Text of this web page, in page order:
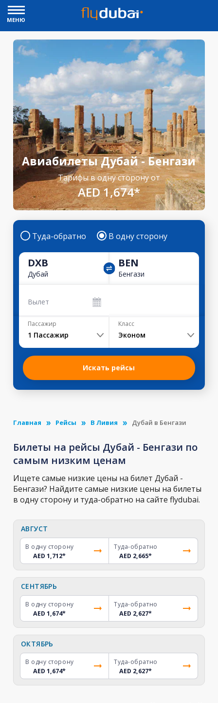
МЕНЮ
Авиабилеты Дубай - Бенгази
Тарифы в одну сторону от
AED 1,674*
Туда-обратно В одну сторону
DXB
Дубай
BEN
Бенгази
Вылет
Пассажир
1 Пассажир
Класс
Эконом
Искать рейсы
Главная Рейсы В Ливия Дубай в Бенгази
Билеты на рейсы Дубай - Бенгази по
самым низким ценам
Ищете самые низкие цены на билет Дубай -
Бенгази? Найдите самые низкие цены на билеты
в одну сторону и туда-обратно на сайте flydubai.
АВГУСТ
В одну сторону
AED 1,712*
Туда-обратно
AED 2,665*
СЕНТЯБРЬ
В одну сторону
AED 1,674*
Туда-обратно
AED 2,627*
ОКТЯБРЬ
В одну сторону
AED 1,674*
Туда-обратно
AED 2,627*